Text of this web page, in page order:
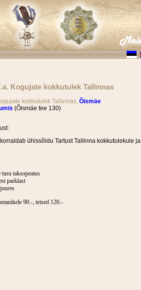
Kogujate kokkutulek Tallinnas
kokkutulek Tallinnas, Õismäe
(Õismäe tee 130)
ühissõidu Tartust Tallinna kokkutulekule ja
taksopeatus
parklast
90.-, teised 120.-